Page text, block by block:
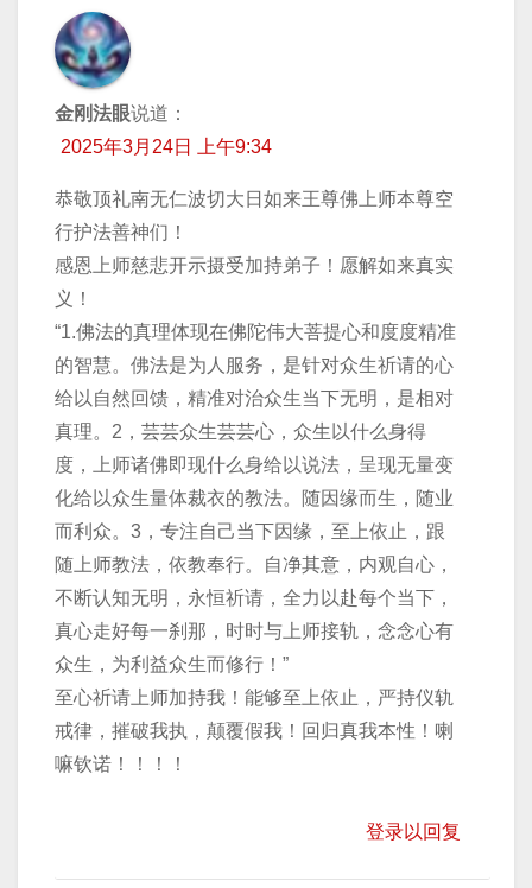
金刚法眼说道：
2025年3月24日 上午9:34
恭敬顶礼南无仁波切大日如来王尊佛上师本尊空
行护法善神们！
感恩上师慈悲开示摄受加持弟子！愿解如来真实
义！
“1.佛法的真理体现在佛陀伟大菩提心和度度精准
的智慧。佛法是为人服务，是针对众生祈请的心
给以自然回馈，精准对治众生当下无明，是相对
真理。2，芸芸众生芸芸心，众生以什么身得
度，上师诸佛即现什么身给以说法，呈现无量变
化给以众生量体裁衣的教法。随因缘而生，随业
而利众。3，专注自己当下因缘，至上依止，跟
随上师教法，依教奉行。自净其意，内观自心，
不断认知无明，永恒祈请，全力以赴每个当下，
真心走好每一刹那，时时与上师接轨，念念心有
众生，为利益众生而修行！”
至心祈请上师加持我！能够至上依止，严持仪轨
戒律，摧破我执，颠覆假我！回归真我本性！喇
嘛钦诺！！！！
登录以回复